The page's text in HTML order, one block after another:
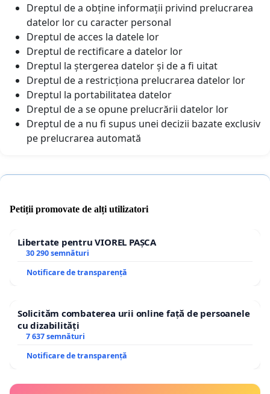
Dreptul de a obține informații privind prelucrarea
datelor lor cu caracter personal
Dreptul de acces la datele lor
Dreptul de rectificare a datelor lor
Dreptul la ștergerea datelor și de a fi uitat
Dreptul de a restricționa prelucrarea datelor lor
Dreptul la portabilitatea datelor
Dreptul de a se opune prelucrării datelor lor
Dreptul de a nu fi supus unei decizii bazate exclusiv
pe prelucrarea automată
Petiții promovate de alți utilizatori
Libertate pentru VIOREL PAȘCA
30 290 semnături
Notificare de transparență
Solicităm combaterea urii online față de persoanele
cu dizabilități
7 637 semnături
Notificare de transparență